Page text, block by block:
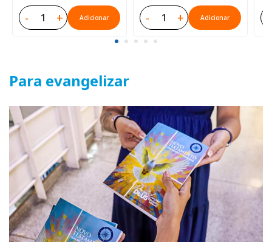
- + Adicionar - + Adicionar
Para evangelizar